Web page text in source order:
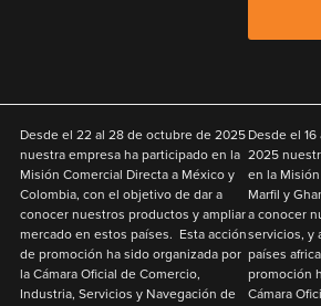
Desde el 22 al 28 de octubre de 2025
nuestra empresa ha participado en la
Misión Comercial Directa a México y
Colombia, con el objetivo dedar a
conocer nuestros productos y ampliar
mercado en estos países. Esta acción
de promoción ha sido organizada por
la Cámara Oficial de Comercio,
Industria, Servicios y Navegación de
Desde el
2025
en la
Marfil y
a conocer
servicios, y
países
promoción
Cámara